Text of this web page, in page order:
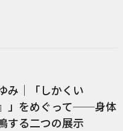
み｜「しかくい
」をめぐって──身体
する二つの展示